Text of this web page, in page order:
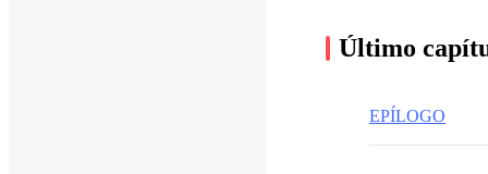
Último
EPÍLOGO